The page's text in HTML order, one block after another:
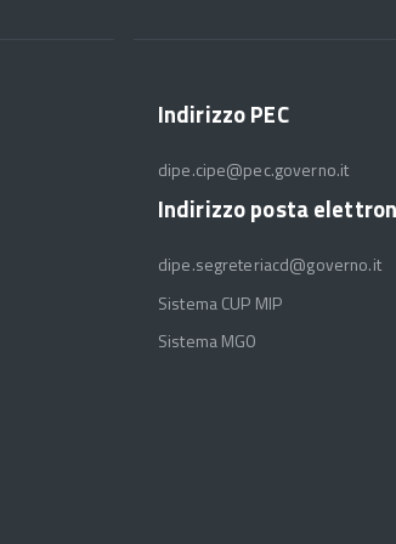
Indirizzo PEC
dipe.cipe@pec.governo.it
Indirizzo posta
dipe.segreteriacd@governo.it
Sistema CUP MIP
Sistema MGO